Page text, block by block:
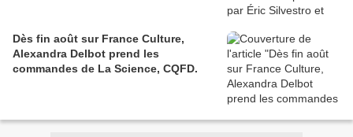
Dès fin août sur France Culture,
Alexandra Delbot prend les
commandes de La Science, CQFD.